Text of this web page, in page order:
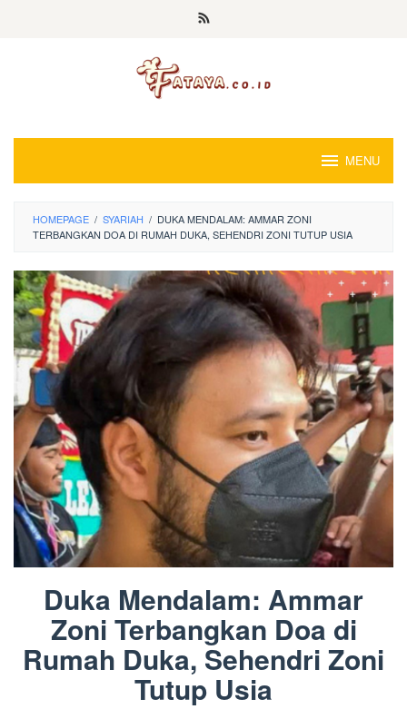
MENU
HOMEPAGE / SYARIAH / DUKA MENDALAM: AMMAR ZONI
TERBANGKAN DOA DI RUMAH DUKA, SEHENDRI ZONI TUTUP USIA
Duka Mendalam: Ammar
Zoni Terbangkan Doa di
Rumah Duka, Sehendri Zoni
Tutup Usia